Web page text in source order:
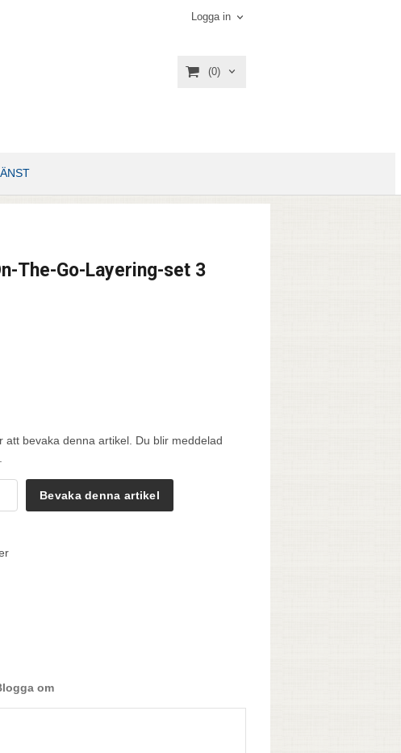
Logga in
(0)
The-Go-Layering-set 3
att bevaka denna artikel. Du blir meddelad
Bevaka denna artikel
om